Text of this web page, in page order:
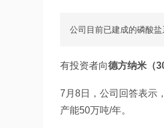
公司目前已建成的磷酸
有投资者向德方纳米（
7月8日，公司回答表示
产能50万吨/年。